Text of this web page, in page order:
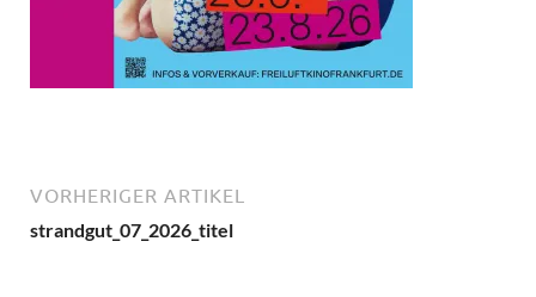
VORHERIGER ARTIKEL
strandgut_07_2026_titel